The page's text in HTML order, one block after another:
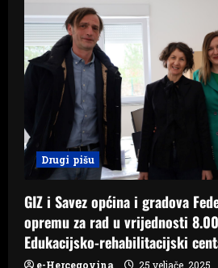
sira
na
tržištu
EU,
evo
što
bi
to
značilo
za
bh.
proizvođače
Drugi pišu
GIZ i Savez općina i gradova
opremu za rad u vrijednosti
Edukacijsko-rehabilitacijski
e-Hercegovina 25 veljače, 2025